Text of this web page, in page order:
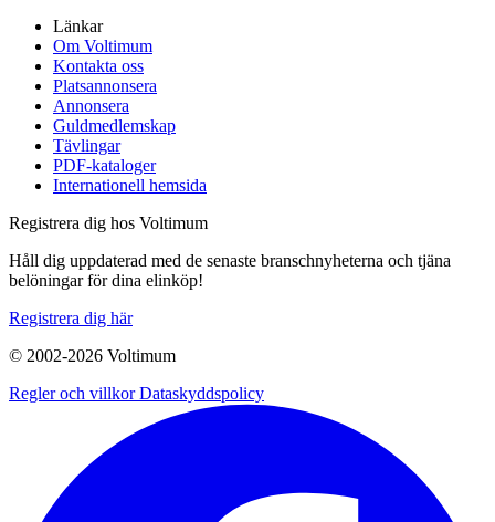
Länkar
Om Voltimum
Kontakta oss
Platsannonsera
Annonsera
Guldmedlemskap
Tävlingar
PDF-kataloger
Internationell hemsida
Registrera dig hos Voltimum
Håll dig uppdaterad med de senaste branschnyheterna och tjäna
belöningar för dina elinköp!
Registrera dig här
© 2002-2026 Voltimum
Regler och villkorDataskyddspolicy